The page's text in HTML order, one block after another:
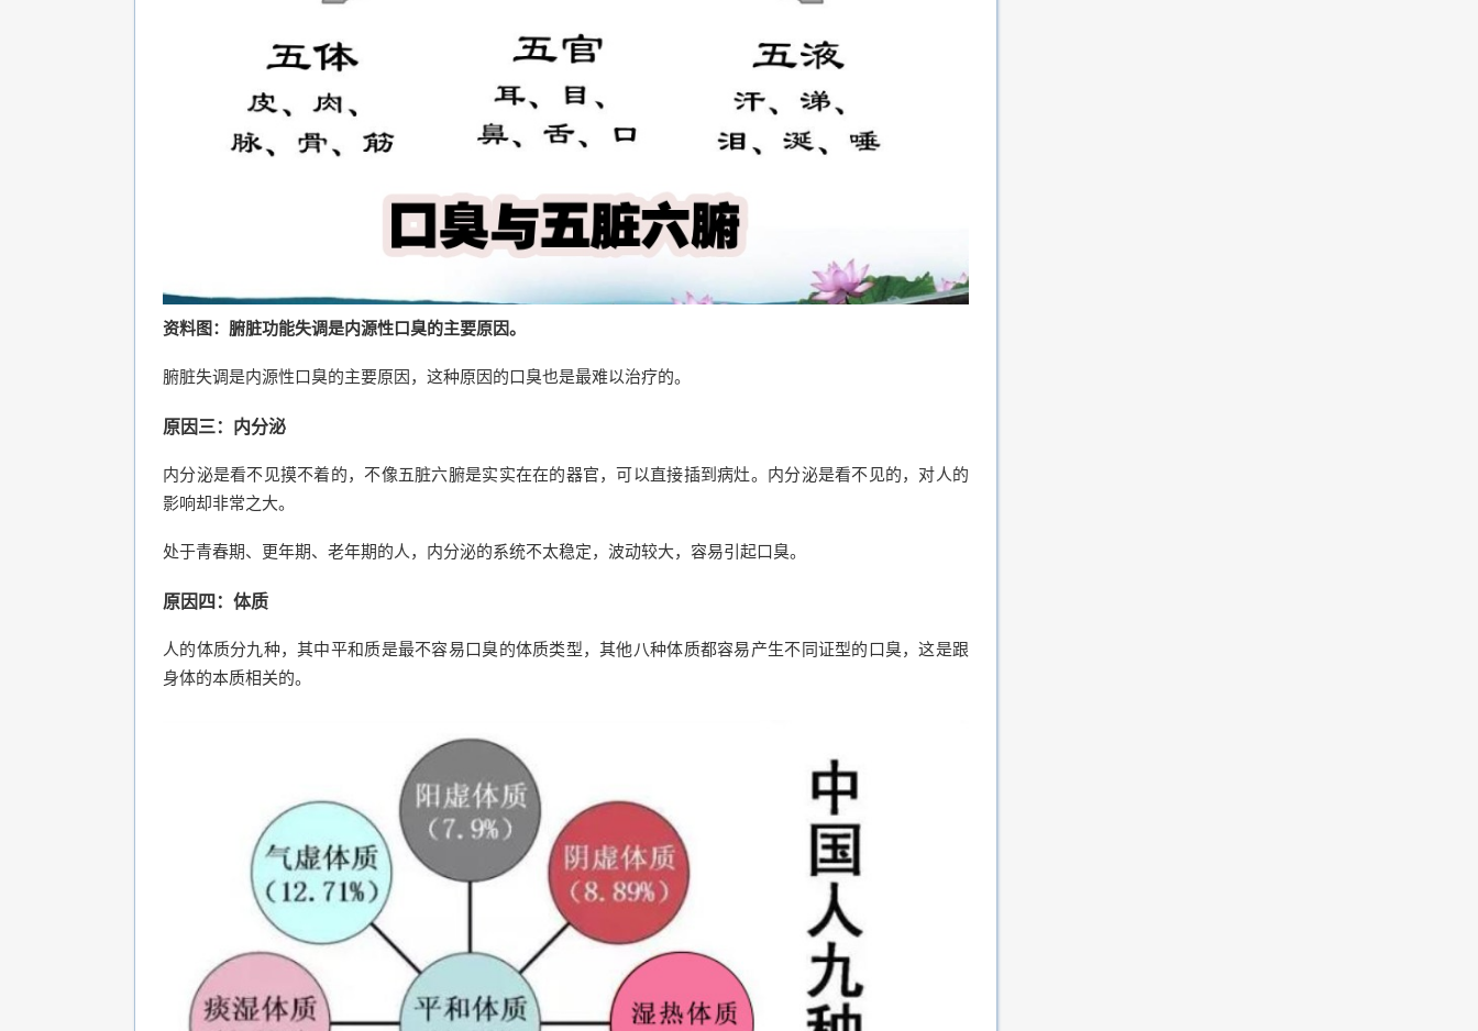
资料图：腑脏功能失调是内源性口臭的主要原因。
腑脏失调是内源性口臭的主要原因，这种原因的口臭也是最难以治疗的。
原因三：内分泌
内分泌是看不见摸不着的，不像五脏六腑是实实在在的器官，可以直接插到病灶。内分泌是看不见的，对人的
影响却非常之大。
处于青春期、更年期、老年期的人，内分泌的系统不太稳定，波动较大，容易引起口臭。
原因四：体质
人的体质分九种，其中平和质是最不容易口臭的体质类型，其他八种体质都容易产生不同证型的口臭，这是跟
身体的本质相关的。